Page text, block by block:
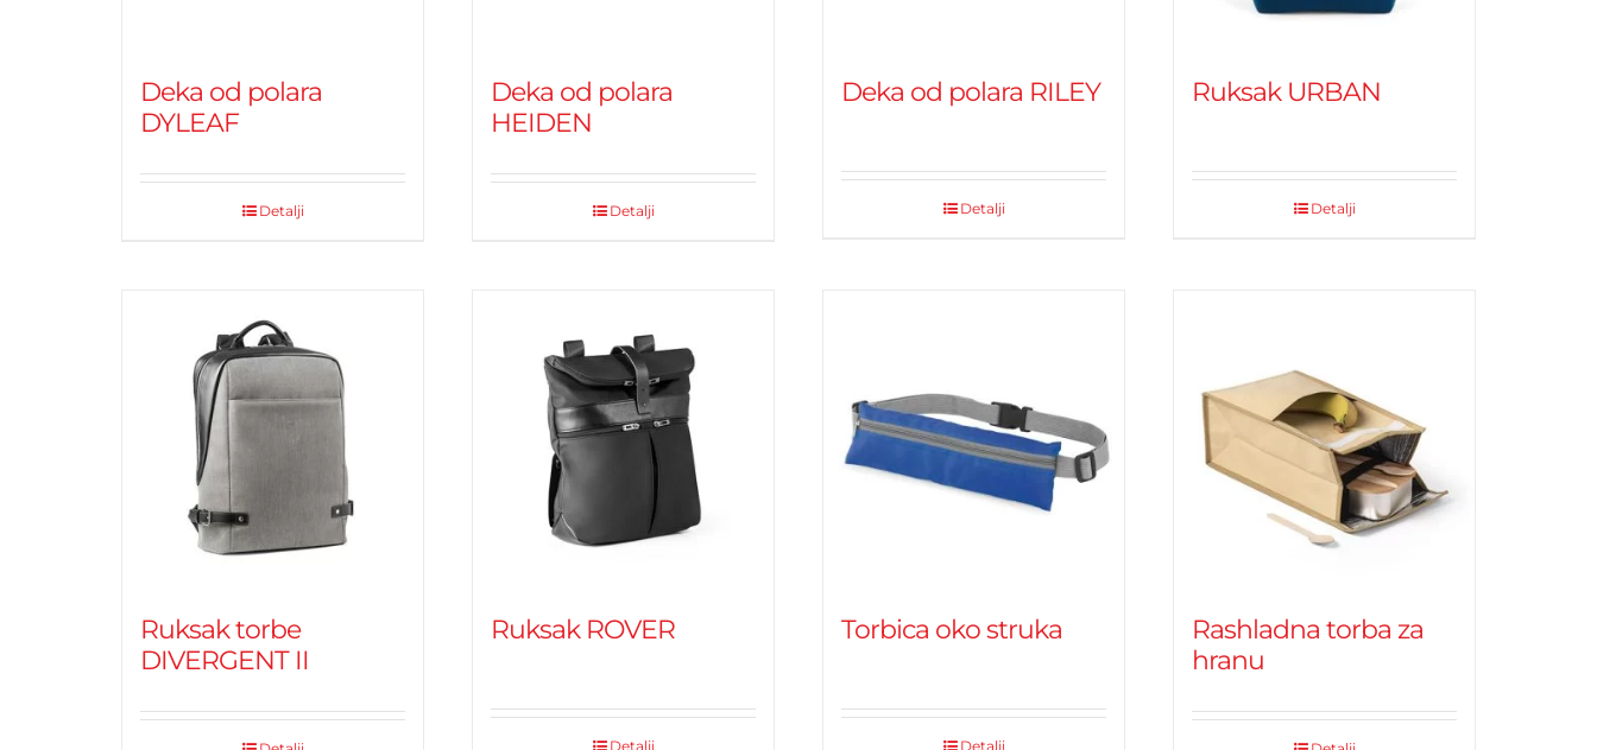
Deka od polara
DYLEAF
Detalji
Deka od polara
HEIDEN
Detalji
Deka od polara RILEY
Detalji
Ruksak URBAN
Detalji
Ruksak torbe
DIVERGENT II
Ruksak ROVER
Detalji
Torbica oko struka
Detalji
Rashladna torba za
hranu